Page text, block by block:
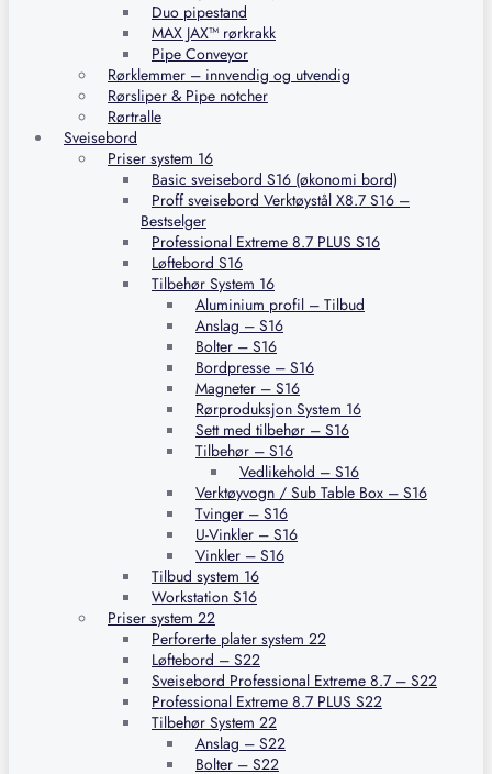
Duo pipestand
MAX JAX™ rørkrakk
Pipe Conveyor
Rørklemmer – innvendig og utvendig
Rørsliper & Pipe notcher
Rørtralle
Sveisebord
Priser system 16
Basic sveisebord S16 (økonomi bord)
Proff sveisebord Verktøystål X8.7 S16 –
Bestselger
Professional Extreme 8.7 PLUS S16
Løftebord S16
Tilbehør System 16
Aluminium profil – Tilbud
Anslag – S16
Bolter – S16
Bordpresse – S16
Magneter – S16
Rørproduksjon System 16
Sett med tilbehør – S16
Tilbehør – S16
Vedlikehold – S16
Verktøyvogn / Sub Table Box – S16
Tvinger – S16
U-Vinkler – S16
Vinkler – S16
Tilbud system 16
Workstation S16
Priser system 22
Perforerte plater system 22
Løftebord – S22
Sveisebord Professional Extreme 8.7 – S22
Professional Extreme 8.7 PLUS S22
Tilbehør System 22
Anslag – S22
Bolter – S22